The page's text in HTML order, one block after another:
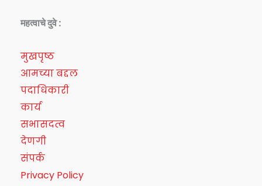
महत्वाचे दुवे :
मुखपृष्ठ
आमच्या बद्दल
पदाधिकारी
कार्य
सभासदत्व
देणगी
संपर्क
Privacy Policy